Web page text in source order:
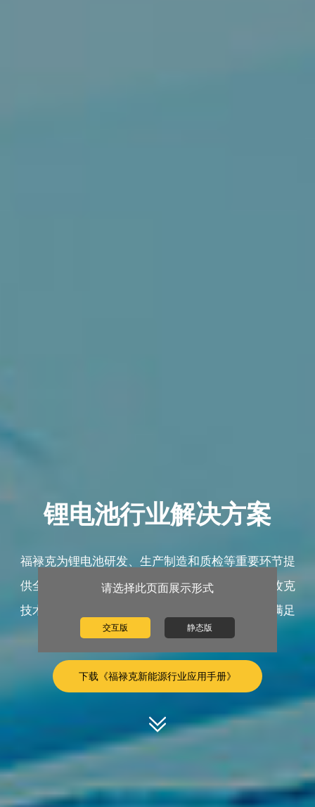
锂电池行业解决方案
福禄克为锂电池研发、生产制造和质检等重要环节提
供全面和针对性的解决方案。与客户共同研发，攻克
技术难点，以深厚的行业经验和定制化解决方案满足
特殊需求。
下载《福禄克新能源行业应用手册》
请选择此页面展示形式
交互版 静态版